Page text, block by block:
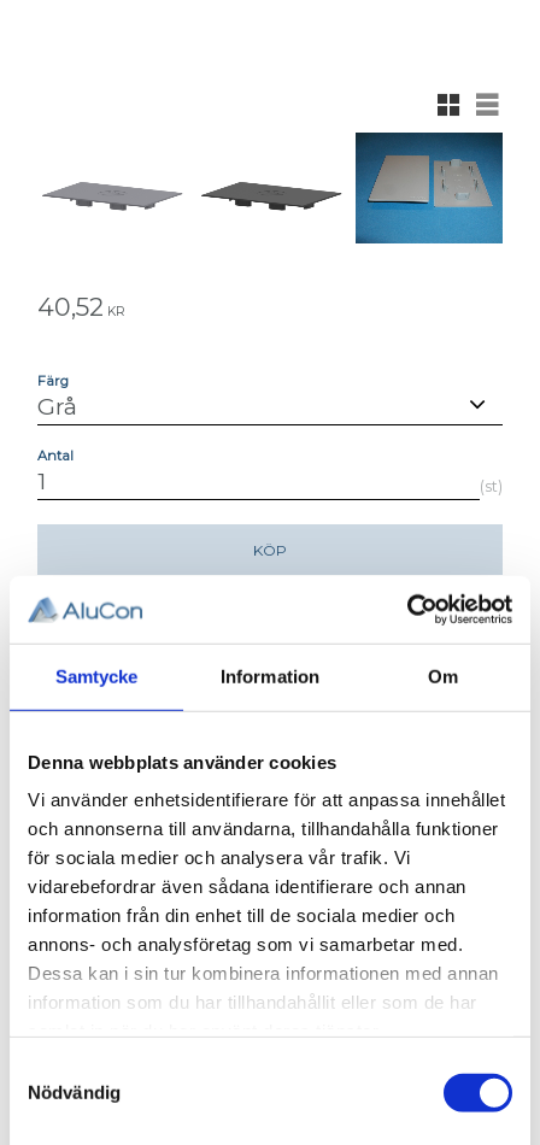
Samtycke Information Om
Denna webbplats använder cookies
Vi använder enhetsidentifierare för att anpassa innehållet
och annonserna till användarna, tillhandahålla funktioner
för sociala medier och analysera vår trafik. Vi
vidarebefordrar även sådana identifierare och annan
information från din enhet till de sociala medier och
annons- och analysföretag som vi samarbetar med.
Dessa kan i sin tur kombinera informationen med annan
information som du har tillhandahållit eller som de har
Nödvändig
Rutnätsvy
Listvy
40,52 KR
Färg
Antal
st
KÖP
Lagerstatus
Beställningsvara, lev. tid: 1-2
veckor
Artikelnr
002-205
Vikt
0,0245 kg
Ändlock 80x120.
3D step-fil: Här kan du hämta en 3D step-
fil 002-205
Material:Polyamid med glasfiber, grå/svart
Tjocklek: 2 mm
Övrig info:
Ändlock för profil 80x120